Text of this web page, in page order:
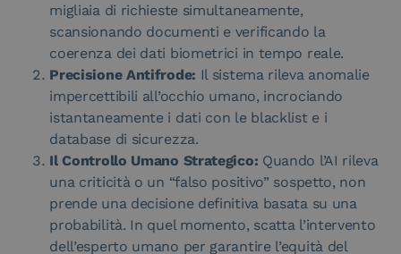
migliaia di richieste simultaneamente,
scansionando documenti e verificando la
coerenza dei dati biometrici in tempo reale.
Precisione Antifrode: Il sistema rileva anomalie
impercettibili all’occhio umano, incrociando
istantaneamente i dati con le blacklist e i
database di sicurezza.
Il Controllo Umano Strategico: Quando l’AI rileva
una criticità o un “falso positivo” sospetto, non
prende una decisione definitiva basata su una
probabilità. In quel momento, scatta l’intervento
dell’esperto umano per garantire l’equità del